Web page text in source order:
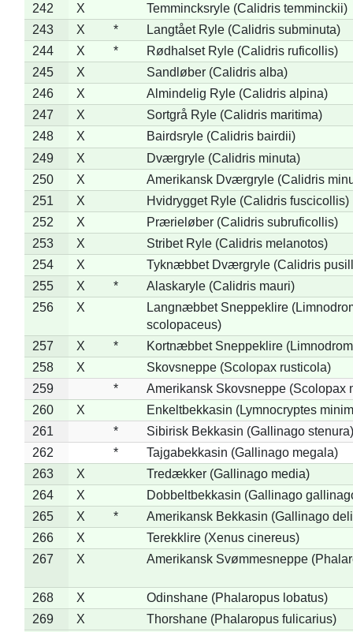
242
X
Temmincksryle (Calidris temminckii)
243
X *
Langtået Ryle (Calidris subminuta)
244
X *
Rødhalset Ryle (Calidris ruficollis)
245
X
Sandløber (Calidris alba)
246
X
Almindelig Ryle (Calidris alpina)
247
X
Sortgrå Ryle (Calidris maritima)
248
X
Bairdsryle (Calidris bairdii)
249
X
Dværgryle (Calidris minuta)
250
X
Amerikansk Dværgryle (Calidris
251
X
Hvidrygget Ryle (Calidris fuscicollis)
252
X
Prærieløber (Calidris subruficollis)
253
X
Stribet Ryle (Calidris melanotos)
254
X
Tyknæbbet Dværgryle (Calidris
255
X *
Alaskaryle (Calidris mauri)
256
X
Langnæbbet Sneppeklire
scolopaceus)
257
X *
Kortnæbbet Sneppeklire
258
X
Skovsneppe (Scolopax rusticola)
259
*
Amerikansk Skovsneppe (Scolopax
260
X
Enkeltbekkasin (Lymnocryptes
261
*
Sibirisk Bekkasin (Gallinago stenura)
262
*
Tajgabekkasin (Gallinago megala)
263
X
Tredækker (Gallinago media)
264
X
Dobbeltbekkasin (Gallinago
265
X *
Amerikansk Bekkasin (Gallinago
266
X
Terekklire (Xenus cinereus)
267
X Amerikansk Svømmesneppe
268 X
Odinshane (Phalaropus lobatus)
269
X
Thorshane (Phalaropus fulicarius)